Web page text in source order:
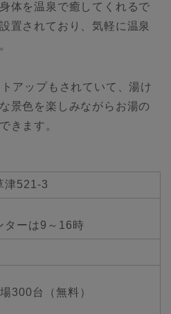
体を温泉で癒してくれるで
置されており、気軽に温泉
アップもされていて、湯け
景色を楽しみながらお湯の
きます。
津521-3
ーは9～16時
300台（無料）